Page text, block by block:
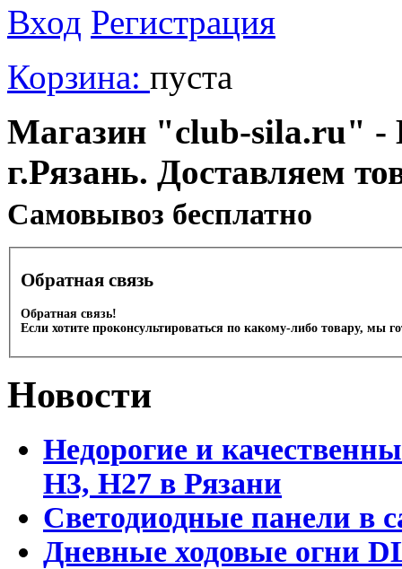
Вход Регистрация
Корзина: пуста
Магазин "club-sila.ru" -
г.Рязань. Доставляем
Cамовывоз бесплатно
Обратная связь
Обратная связь!
Если хотите проконсультироваться по какому-либо товару, мы
Новости
Недорогие и
Н3, Н27 в Рязани
Светодиодные панели в
Дневные ходовые огни